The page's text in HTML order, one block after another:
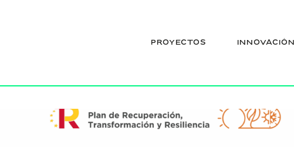
PROYECTOS INNOVACIÓN
AEROTERMIA-